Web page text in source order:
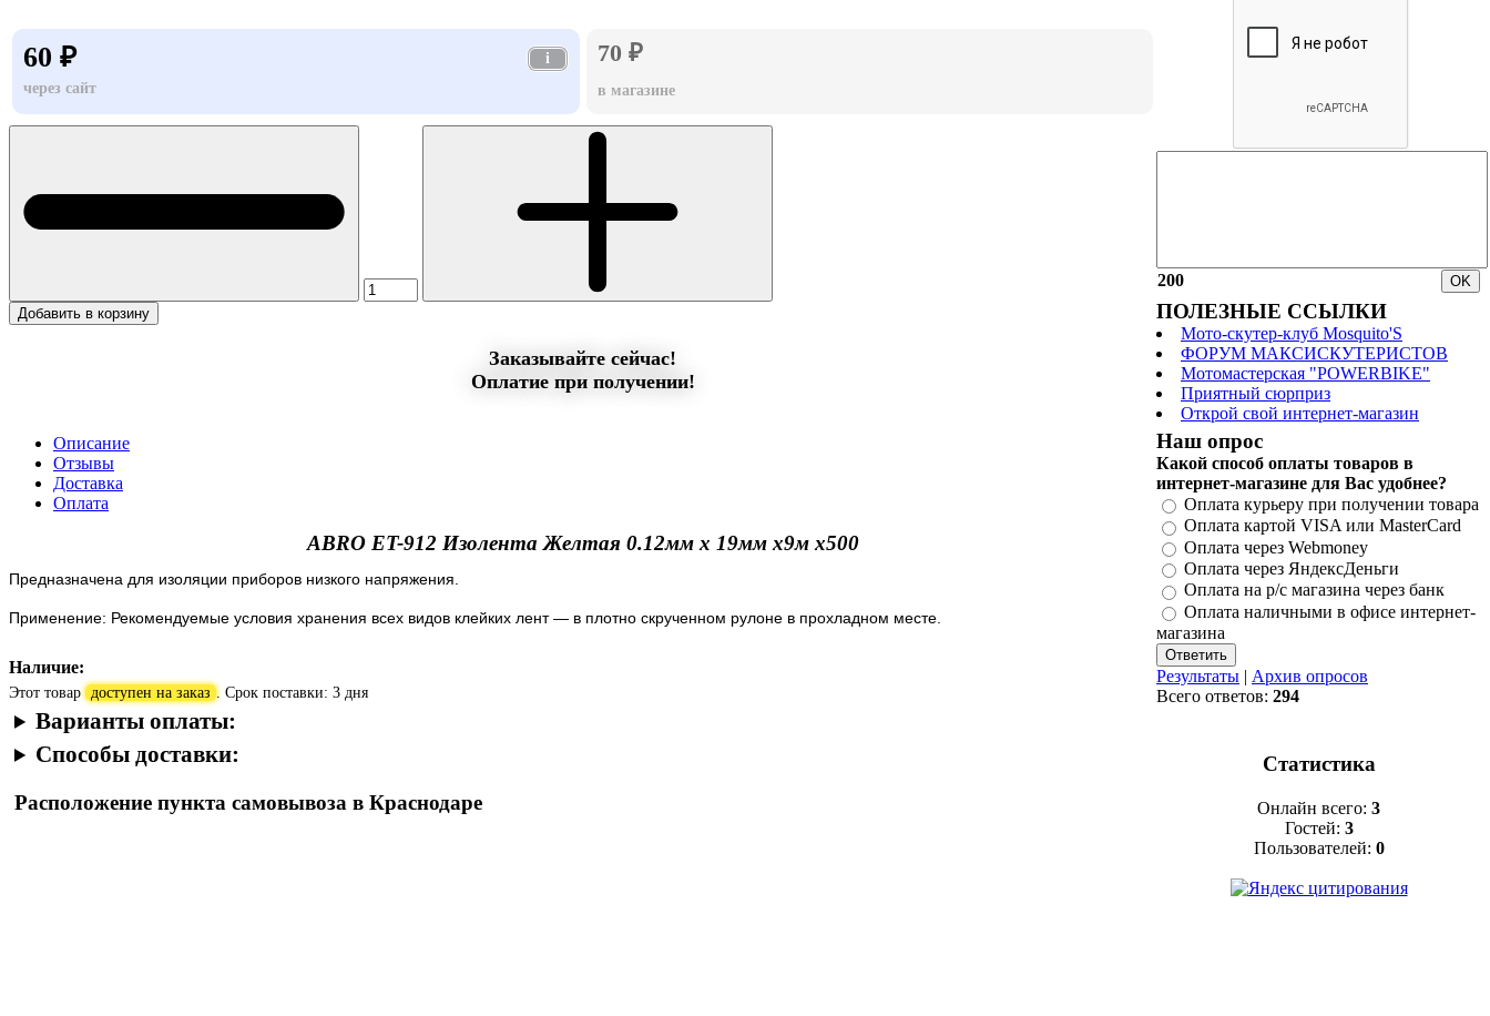
60 ₽
i
через сайт
70 ₽
в магазине
Добавить в корзину
Заказывайте сейчас!
Оплатие при получении!
Описание
Отзывы
Доставка
Оплата
ABRO ET-912 Изолента Желтая 0.12мм х 19мм х9м х500
Предназначена для изоляции приборов низкого напряжения.
Применение: Рекомендуемые условия хранения всех видов клейких лент — в плотно скрученном рулоне в прохладном месте.
Наличие:
Этот товар доступен на заказ . Срок поставки: 3 дня
Варианты оплаты:
Способы доставки:
Расположение пункта самовывоза в Краснодаре
200
ПОЛЕЗНЫЕ ССЫЛКИ
Мото-скутер-клуб Mosquito'S
ФОРУМ МАКСИСКУТЕРИСТОВ
Мотомастерская "POWERBIKE"
Приятный сюрприз
Открой свой интернет-магазин
Наш опрос
Какой способ оплаты товаров в
интернет-магазине для Вас удобнее?
Оплата курьеру при получении товара
Оплата картой VISA или MasterCard
Оплата через Webmoney
Оплата через ЯндексДеньги
Оплата на р/с магазина через банк
Оплата наличными в офисе интернет-
магазина
Результаты | Архив опросов
Всего ответов: 294
Статистика
Онлайн всего: 3
Гостей: 3
Пользователей: 0